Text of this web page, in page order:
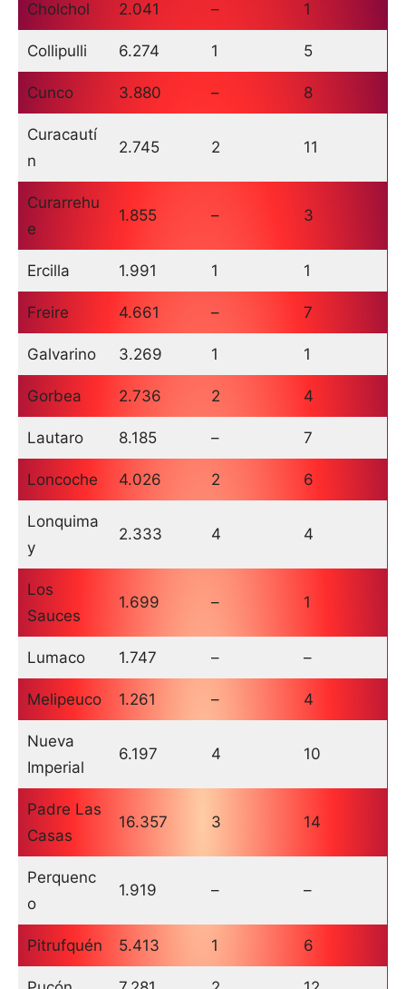
Cholchol 2.041 – 1
Collipulli 6.274 1 5
Cunco 3.880 – 8
Curacautí
n
2.745 2 11
Curarrehu
e
1.855 – 3
Ercilla 1.991 1 1
Freire 4.661 – 7
Galvarino 3.269 1 1
Gorbea 2.736 2 4
Lautaro 8.185 – 7
Loncoche 4.026 2 6
Lonquima
y
2.333 4 4
Los
Sauces
1.699 – 1
Lumaco 1.747 – –
Melipeuco 1.261 – 4
Nueva
Imperial
6.197 4 10
Padre Las
Casas
16.357 3 14
Perquenc
o
1.919 – –
Pitrufquén 5.413 1 6